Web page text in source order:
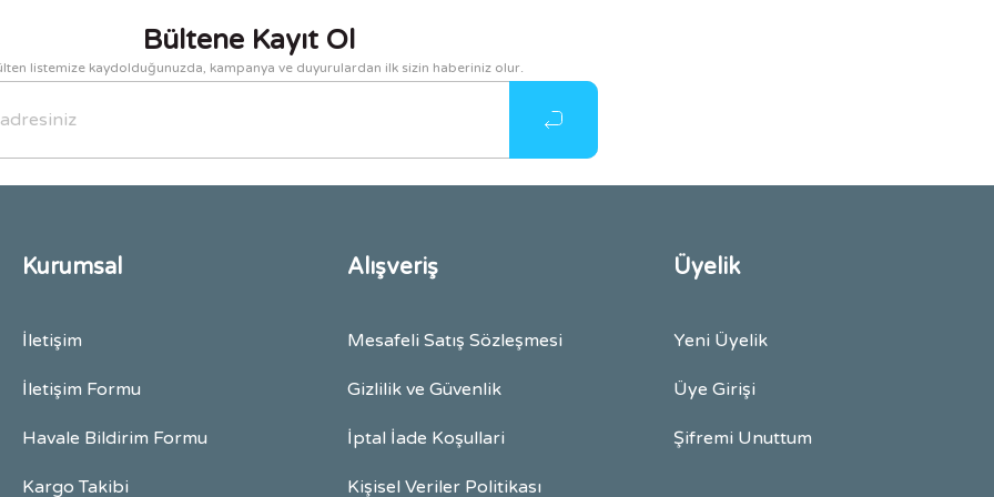
Bültene Kayıt Ol
listemize kaydolduğunuzda, kampanya ve duyurulardan ilk sizin haberiniz olur.
Kurumsal
İletişim
İletişim Formu
Havale Bildirim Formu
Kargo Takibi
Alışveriş
Mesafeli Satış Sözleşmesi
Gizlilik ve Güvenlik
İptal İade Koşullari
Kişisel Veriler Politikası
Üyelik
Yeni Üyelik
Üye Girişi
Şifremi Unuttum